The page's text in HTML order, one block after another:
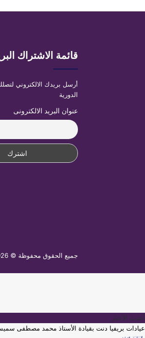
قائمة الاشتراك
أرسل بريدك الالكتروني
الدورية
عنوان البريد الالكترونى
جميع الحقوق محفوظة © 2026
أحدث الأخبار
عيادات بريفيا دنت بقيادة الأستاذ محمد مصطفى